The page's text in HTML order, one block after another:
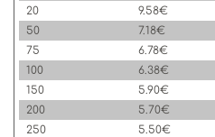
20
9.58€
50
7.18€
75
6.78€
100
6.38€
150
5.90€
200
5.70€
250
5.50€